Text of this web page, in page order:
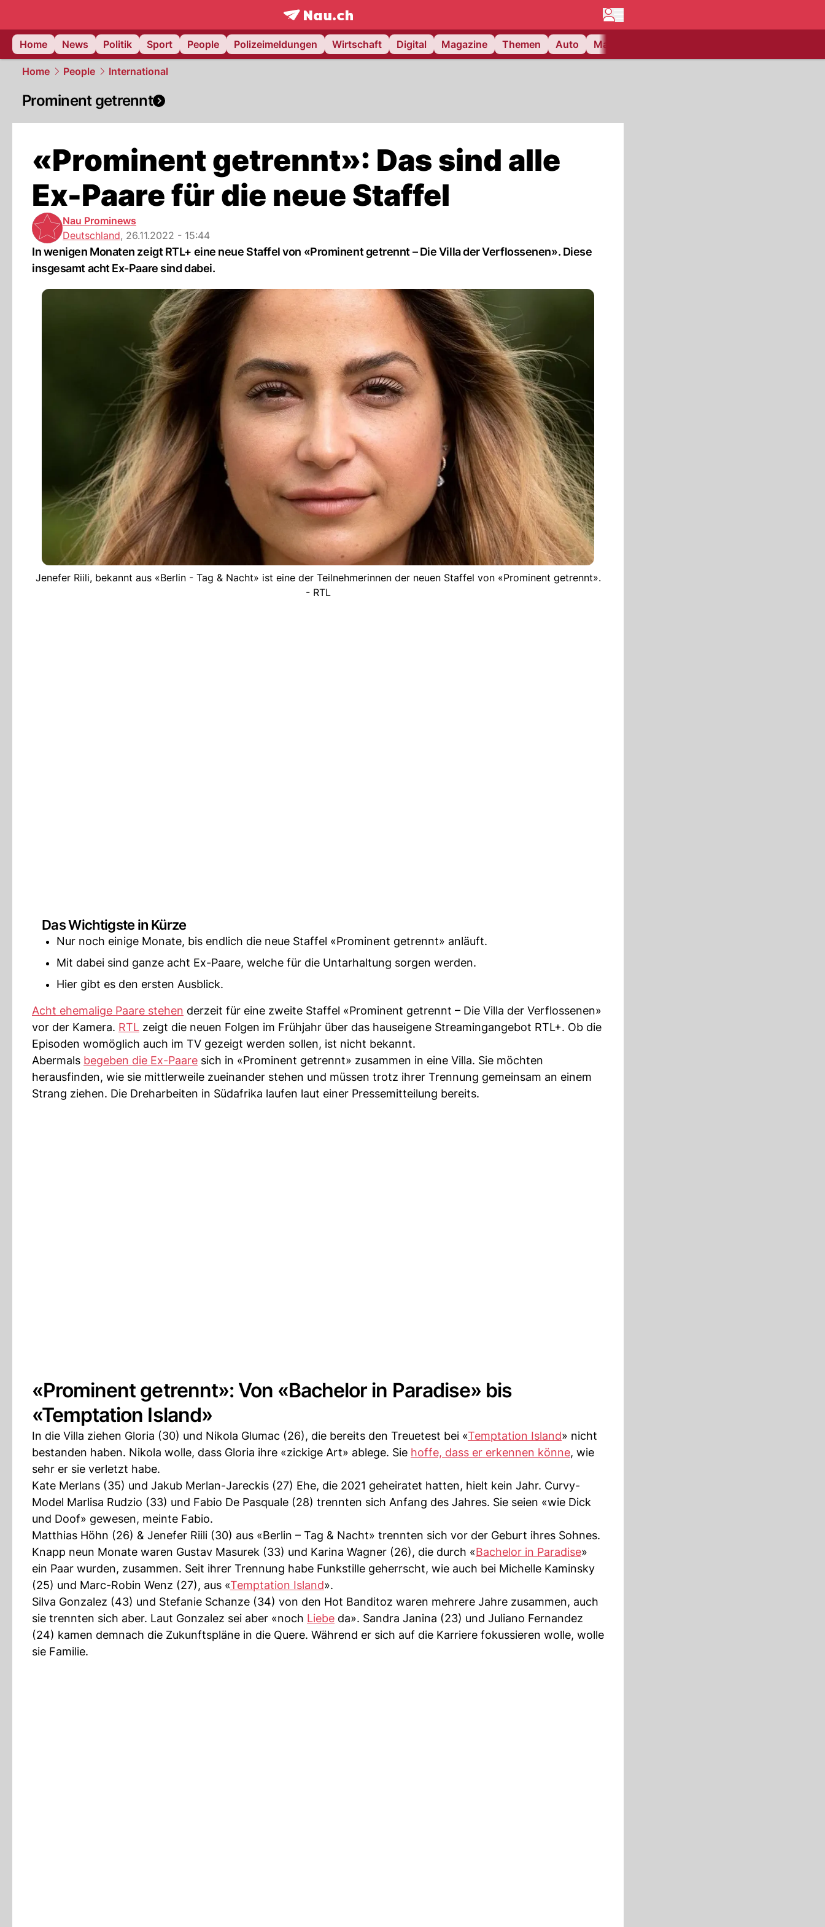
frontpage.NAU.ch
Home
News Politik Sport People Polizeimeldungen Wirtschaft Digital Magazine Themen Auto Matchcenter
Home People International
Prominent getrennt
«Prominent getrennt»: Das sind alle
Ex-Paare für die neue Staffel
Nau Prominews
Deutschland, 26.11.2022 - 15:44
In wenigen Monaten zeigt RTL+ eine neue Staffel von «Prominent getrennt – Die Villa der Verflossenen». Diese
insgesamt acht Ex-Paare sind dabei.
Jenefer Riili, bekannt aus «Berlin - Tag & Nacht» ist eine der Teilnehmerinnen der neuen Staffel von «Prominent getrennt».
- RTL
Das Wichtigste in Kürze
Nur noch einige Monate, bis endlich die neue Staffel «Prominent getrennt» anläuft.
Mit dabei sind ganze acht Ex-Paare, welche für die Untarhaltung sorgen werden.
Hier gibt es den ersten Ausblick.
Acht ehemalige Paare stehen derzeit für eine zweite Staffel «Prominent getrennt – Die Villa der Verflossenen»
vor der Kamera. RTL zeigt die neuen Folgen im Frühjahr über das hauseigene Streamingangebot RTL+. Ob die
Episoden womöglich auch im TV gezeigt werden sollen, ist nicht bekannt.
Abermals begeben die Ex-Paare sich in «Prominent getrennt» zusammen in eine Villa. Sie möchten
herausfinden, wie sie mittlerweile zueinander stehen und müssen trotz ihrer Trennung gemeinsam an einem
Strang ziehen. Die Dreharbeiten in Südafrika laufen laut einer Pressemitteilung bereits.
«Prominent getrennt»: Von «Bachelor in Paradise» bis
«Temptation Island»
In die Villa ziehen Gloria (30) und Nikola Glumac (26), die bereits den Treuetest bei «Temptation Island» nicht
bestanden haben. Nikola wolle, dass Gloria ihre «zickige Art» ablege. Sie hoffe, dass er erkennen könne, wie
sehr er sie verletzt habe.
Kate Merlans (35) und Jakub Merlan-Jareckis (27) Ehe, die 2021 geheiratet hatten, hielt kein Jahr. Curvy-
Model Marlisa Rudzio (33) und Fabio De Pasquale (28) trennten sich Anfang des Jahres. Sie seien «wie Dick
und Doof» gewesen, meinte Fabio.
Matthias Höhn (26) & Jenefer Riili (30) aus «Berlin – Tag & Nacht» trennten sich vor der Geburt ihres Sohnes.
Knapp neun Monate waren Gustav Masurek (33) und Karina Wagner (26), die durch «Bachelor in Paradise»
ein Paar wurden, zusammen. Seit ihrer Trennung habe Funkstille geherrscht, wie auch bei Michelle Kaminsky
(25) und Marc-Robin Wenz (27), aus «Temptation Island».
Silva Gonzalez (43) und Stefanie Schanze (34) von den Hot Banditoz waren mehrere Jahre zusammen, auch
sie trennten sich aber. Laut Gonzalez sei aber «noch Liebe da». Sandra Janina (23) und Juliano Fernandez
(24) kamen demnach die Zukunftspläne in die Quere. Während er sich auf die Karriere fokussieren wolle, wolle
sie Familie.